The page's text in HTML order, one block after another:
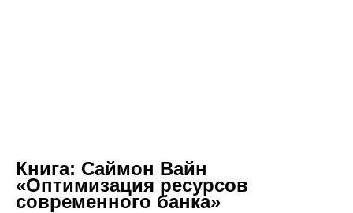
Книга: Саймон Вайн
«Оптимизация ресурсов
современного банка»